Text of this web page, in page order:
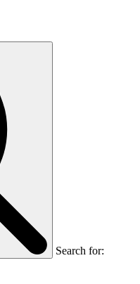
Search for: